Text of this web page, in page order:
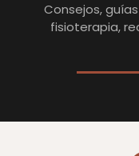
Consejos,
fisioterapia,